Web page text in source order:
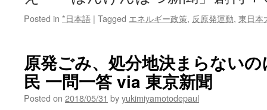
Posted in *日本語 | Tagged エネルギー政策, 反原発運動, 東日本
原発ごみ、処分地決まらない
民 一問一答 via 東京新聞
Posted on 2018/05/31 byyukimiyamotodepaul